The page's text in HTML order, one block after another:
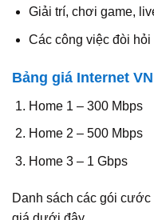
Giải trí, chơi game,
Các công việc đòi
Bảng giá Internet
Home 1 – 300 Mbps
Home 2 – 500 Mbps
Home 3 – 1 Gbps
Danh sách các gói